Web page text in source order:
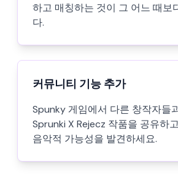
하고 매칭하는 것이 그 어느 때보
다.
커뮤니티 기능 추가
Spunky 게임에서 다른 창작자들
Sprunki X Rejecz 작품을 공유하
음악적 가능성을 발견하세요.